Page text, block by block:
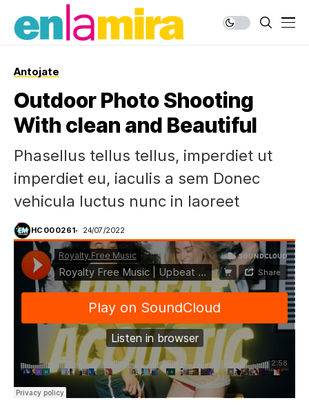
Antojate
Outdoor Photo Shooting
With clean and Beautiful
Phasellus tellus tellus, imperdiet ut
imperdiet eu, iaculis a sem Donec
vehicula luctus nunc in laoreet
HC000261 24/07/2022
Royalty Free Music Royalty Free Music | Upbeat Acoustic Dance | FREE DOWNLOAD: SEE DESCRIPTION |